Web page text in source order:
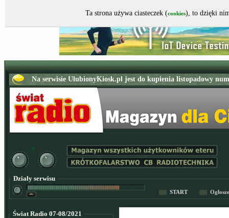
Działy serwisu
START
Świat Radio 07-08/2021
Ta strona używa ciasteczek (cookies), to dzięki